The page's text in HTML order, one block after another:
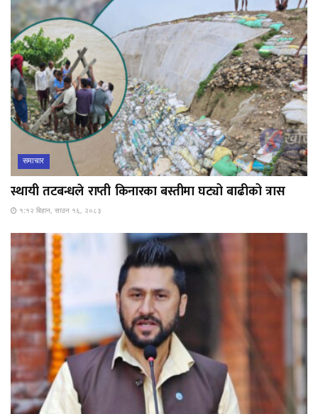
समाचार
स्थायी तटबन्धले राप्ती किनारका बस्तीमा घट्यो बाढीको त्रास
१:१२ बिहान, साउन १६, २०८३